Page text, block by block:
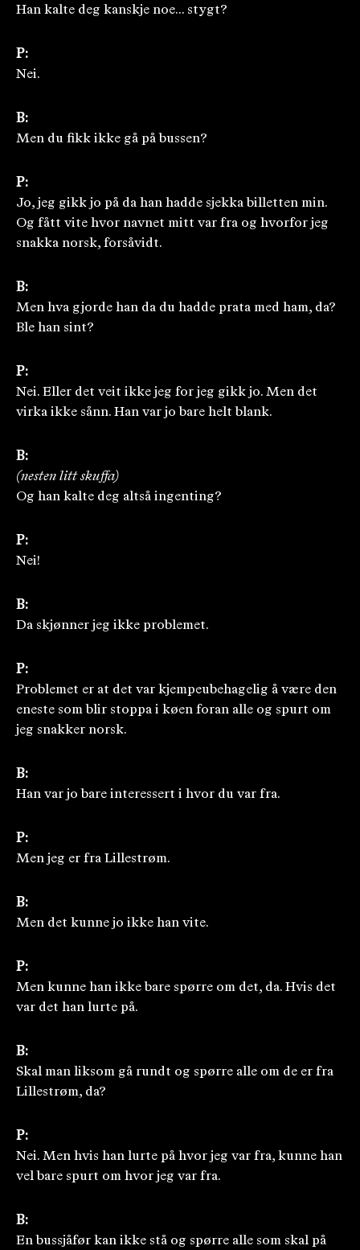
Han kalte deg kanskje noe... stygt?
P:
Nei.
B:
Men du fikk ikke gå på bussen?
P:
Jo, jeg gikk jo på da han hadde sjekka billetten min.
Og fått vite hvor navnet mitt var fra og hvorfor jeg
snakka norsk, forsåvidt.
B:
Men hva gjorde han da du hadde prata med ham, da?
Ble han sint?
P:
Nei. Eller det veit ikke jeg for jeg gikk jo. Men det
virka ikke sånn. Han var jo bare helt blank.
B:
(nesten litt skuffa)
Og han kalte deg altså ingenting?
P:
Nei!
B:
Da skjønner jeg ikke problemet.
P:
Problemet er at det var kjempeubehagelig å være den
eneste som blir stoppa i køen foran alle og spurt om
jeg snakker norsk.
B:
Han var jo bare interessert i hvor du var fra.
P:
Men jeg er fra Lillestrøm.
B:
Men det kunne jo ikke han vite.
P:
Men kunne han ikke bare spørre om det, da. Hvis det
var det han lurte på.
B:
Skal man liksom gå rundt og spørre alle om de er fra
Lillestrøm, da?
P:
Nei. Men hvis han lurte på hvor jeg var fra, kunne han
vel bare spurt om hvor jeg var fra.
B:
En bussjåfør kan ikke stå og spørre alle som skal på